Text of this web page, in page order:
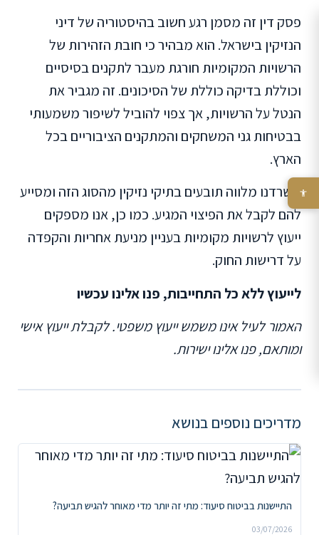
פסק דין זה מסמן רגע חשוב בהיסטוריה של דיני
הנזיקין בישראל. הוא מבהיר כי חובת הזהירות של
הרשויות המקומיות חורגת מעבר לתקנים בסיסיים
וכוללת בדיקה כוללת של הסיכונים. זה מגביר את
הנטל על הרשויות, אך צפוי להוביל לשיפור משמעותי
בבטיחות גני המשחקים והמתקנים הציבוריים בכל
הארץ.
משרדנו מלווה תובעים בתיקי נזיקין מהסוג הזה ומסייע
להם לקבל את הפיצוי המגיע. כמו כן, אנו מספקים
ייעוץ לרשויות מקומיות בעניין מניעת אחריות והקפדה
על דרישות החוק.
לייעוץ ללא כל התחייבות, פנו אלינו עכשיו
האמור לעיל אינו משמש ייעוץ משפטי. לקבלת ייעוץ אישי
ומותאם, פנו אלינו ישירות.
מדריכים נוספים בנושא
התיישנות בביטוח סיעוד: מתי זה יותר מדי מאוחר להגיש תביעה?
03/07/2026